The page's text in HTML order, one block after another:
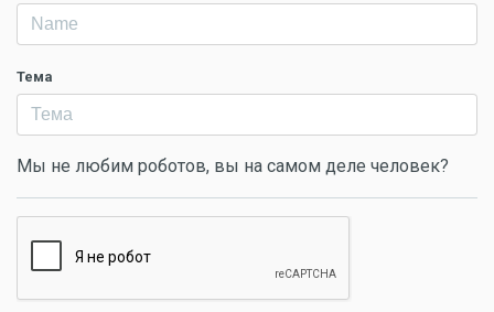
Тема
Мы не любим роботов, вы на самом деле человек?